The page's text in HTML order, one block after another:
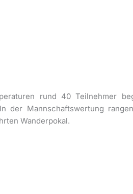
rund 40 Teilnehmer
Mannschaftswertung
Wanderpokal.